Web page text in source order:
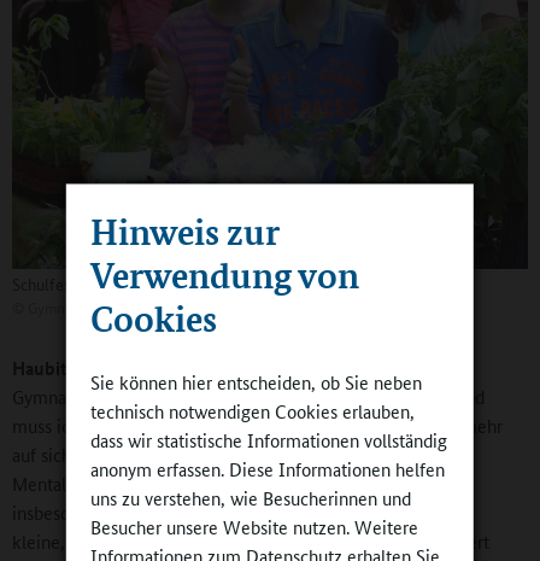
Hinweis zur
Verwendung von
Cookies
Sie können hier entscheiden, ob Sie neben
technisch notwendigen Cookies erlauben,
dass wir statistische Informationen vollständig
anonym erfassen. Diese Informationen helfen
uns zu verstehen, wie Besucherinnen und
Besucher unsere Website nutzen. Weitere
Schulfest 2013
Gymnasium Klotzsche
Haubitz:
Gymnasium wird von Jahr zu Jahr anstrengender. Zunehmend
muss ich erkennen, dass meine Schülerinnen und Schüler mehr
auf sich selbst als auf ihre Mitschüler schauen. Dieser Ich-
Mentalität versuchen meine Kolleginnen und Kollegen
insbesondere im Ganztagsangebot zu begegnen, da man da
kleine, homogene Gruppen hat, in denen Teamarbeit trainiert